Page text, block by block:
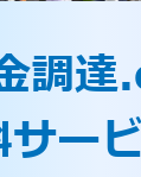
調
ー